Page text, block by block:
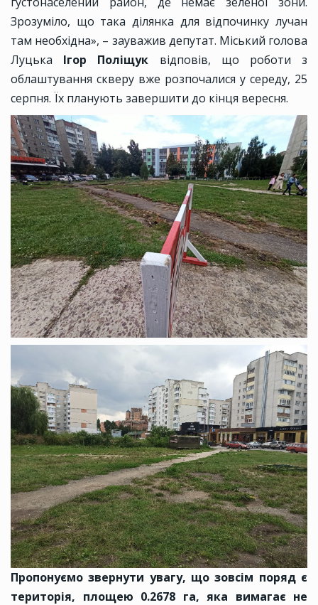
Зрозуміло, що така ділянка для відпочинку лучан
там необхідна», – зауважив депутат. Міський голова
Луцька Ігор Поліщук відповів, що роботи з
облаштування скверу вже розпочалися у середу, 25
серпня. Їх планують завершити до кінця вересня.
Пропонуємо звернути увагу, що зовсім поряд є
територія, площею 0.2678 га, яка вимагає не